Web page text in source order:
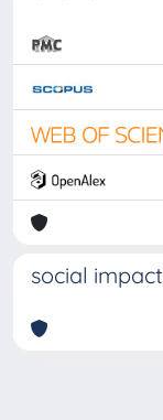
social impact